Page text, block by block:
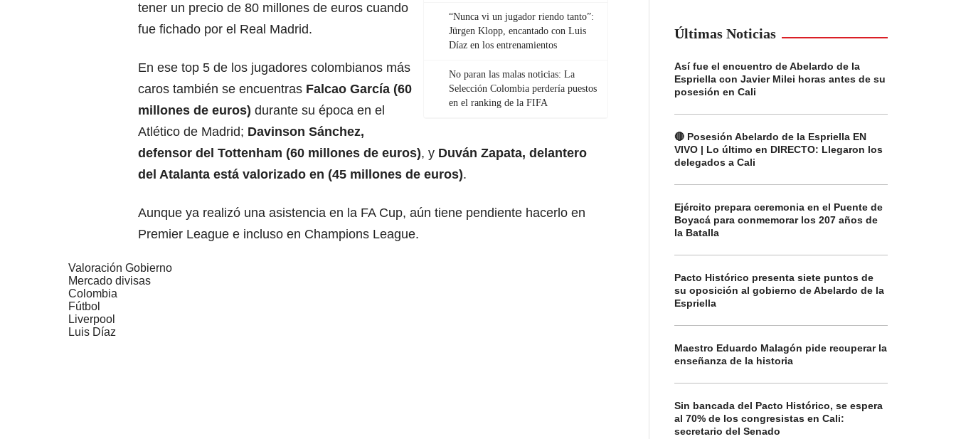
“Nunca vi un jugador riendo tanto”:
Jürgen Klopp, encantado con Luis
Díaz en los entrenamientos
No paran las malas noticias: La
Selección Colombia perdería puestos
en el ranking de la FIFA
tener un precio de 80 millones de euros cuando
fue fichado por el Real Madrid.
En ese top 5 de los jugadores colombianos más
caros también se encuentras Falcao García (60
millones de euros) durante su época en el
Atlético de Madrid; Davinson Sánchez,
defensor del Tottenham (60 millones de euros), y Duván Zapata, delantero
del Atalanta está valorizado en (45 millones de euros).
Aunque ya realizó una asistencia en la FA Cup, aún tiene pendiente hacerlo en
Premier League e incluso en Champions League.
Valoración Gobierno
Mercado divisas
Colombia
Fútbol
Liverpool
Luis Díaz
Últimas Noticias
Así fue el encuentro de Abelardo de la
Espriella con Javier Milei horas antes de su
posesión en Cali
🔴 Posesión Abelardo de la Espriella EN
VIVO | Lo último en DIRECTO: Llegaron los
delegados a Cali
Ejército prepara ceremonia en el Puente de
Boyacá para conmemorar los 207 años de
la Batalla
Pacto Histórico presenta siete puntos de
su oposición al gobierno de Abelardo de la
Espriella
Maestro Eduardo Malagón pide recuperar la
enseñanza de la historia
Sin bancada del Pacto Histórico, se espera
al 70% de los congresistas en Cali:
secretario del Senado